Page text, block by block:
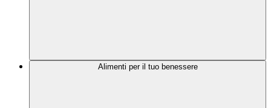
Alimenti per il tuo benessere